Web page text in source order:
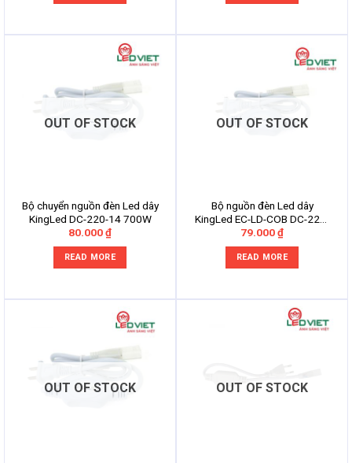
OUT OF STOCK
Bộ chuyển nguồn đèn Led dây
KingLed DC-220-14 700W
80.000₫
READ MORE
OUT OF STOCK
Bộ nguồn đèn Led dây
KingLed EC-LD-COB DC-220-
10
79.000₫
READ MORE
OUT OF STOCK OUT OF STOCK